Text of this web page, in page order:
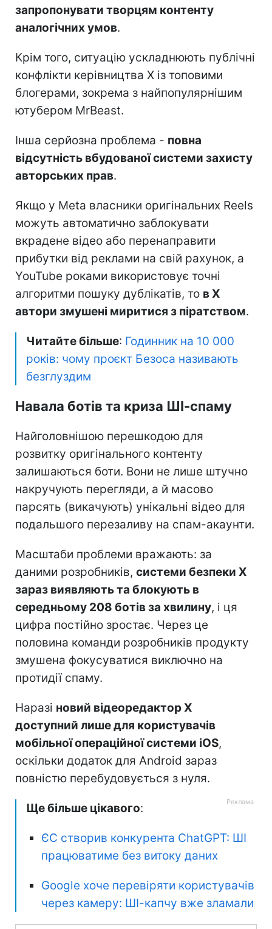
запропонувати творцям контенту
аналогічних умов.
Крім того, ситуацію ускладнюють публічні
конфлікти керівництва X із топовими
блогерами, зокрема з найпопулярнішим
ютубером MrBeast.
Інша серйозна проблема - повна
відсутність вбудованої системи захисту
авторських прав.
Якщо у Meta власники оригінальних Reels
можуть автоматично заблокувати
вкрадене відео або перенаправити
прибутки від реклами на свій рахунок, а
YouTube роками використовує точні
алгоритми пошуку дублікатів, то в X
автори змушені миритися з піратством.
Читайте більше: Годинник на 10 000
років: чому проєкт Безоса називають
безглуздим
Навала ботів та криза ШІ-спаму
Найголовнішою перешкодою для
розвитку оригінального контенту
залишаються боти. Вони не лише штучно
накручують перегляди, а й масово
парсять (викачують) унікальні відео для
подальшого перезаливу на спам-акаунти.
Масштаби проблеми вражають: за
даними розробників, системи безпеки X
зараз виявляють та блокують в
середньому 208 ботів за хвилину, і ця
цифра постійно зростає. Через це
половина команди розробників продукту
змушена фокусуватися виключно на
протидії спаму.
Наразі новий відеоредактор X
доступний лише для користувачів
мобільної операційної системи iOS,
оскільки додаток для Android зараз
повністю перебудовується з нуля.
Ще більше цікавого:
ЄС створив конкурента ChatGPT: ШІ
працюватиме без витоку даних
Google хоче перевіряти користувачів
через камеру: ШІ-капчу вже зламали